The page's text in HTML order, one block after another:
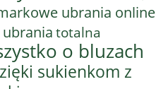
ubrania online
totalna
o bluzach
sukienkom z